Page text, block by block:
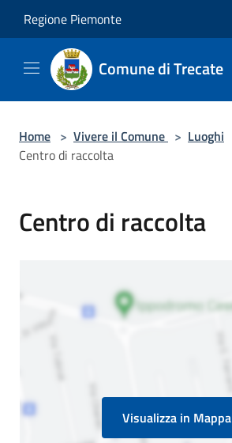
Regione Piemonte
Comune di Trecate
Home > Vivere il Comune > Luoghi
Centro di raccolta
Centro di raccolta
Visualizza in Mappa